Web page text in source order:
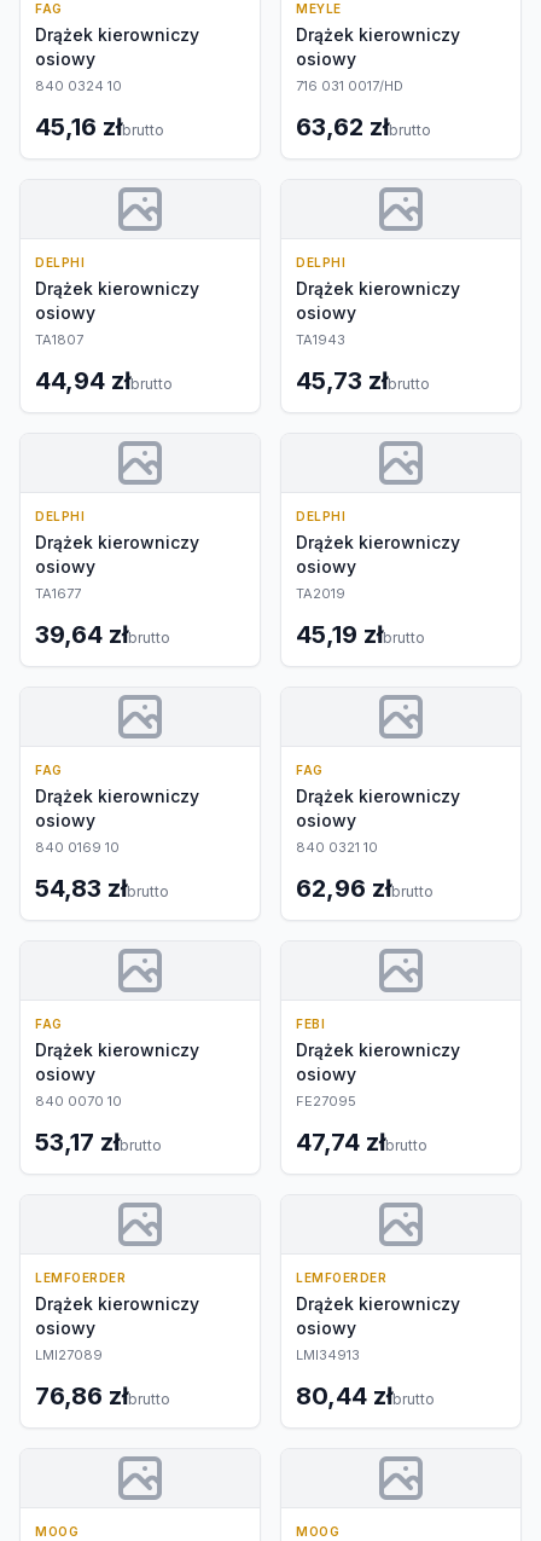
FAG
Drążek kierowniczy
osiowy
840 0324 10
45,16 złbrutto
MEYLE
Drążek kierowniczy
osiowy
716 031 0017/HD
63,62 złbrutto
DELPHI
Drążek kierowniczy
osiowy
TA1807
44,94 złbrutto
DELPHI
Drążek kierowniczy
osiowy
TA1943
45,73 złbrutto
DELPHI
Drążek kierowniczy
osiowy
TA1677
39,64 złbrutto
DELPHI
Drążek kierowniczy
osiowy
TA2019
45,19 złbrutto
FAG
Drążek kierowniczy
osiowy
840 0169 10
54,83 złbrutto
FAG
Drążek kierowniczy
osiowy
840 0321 10
62,96 złbrutto
FAG
Drążek kierowniczy
osiowy
840 0070 10
53,17 złbrutto
FEBI
Drążek kierowniczy
osiowy
FE27095
47,74 złbrutto
LEMFOERDER
Drążek kierowniczy
osiowy
LMI27089
76,86 złbrutto
LEMFOERDER
Drążek kierowniczy
osiowy
LMI34913
80,44 złbrutto
MOOG MOOG